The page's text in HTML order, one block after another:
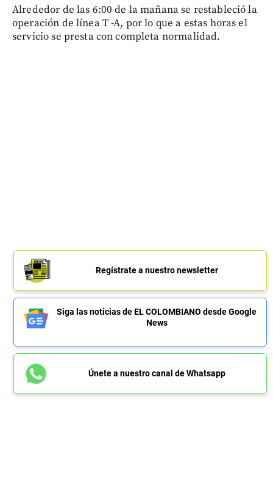
Alrededor de las 6:00 de la mañana se restableció la
operación de línea T -A, por lo que a estas horas el
servicio se presta con completa normalidad.
Regístrate a nuestro newsletter
Siga las noticias de EL COLOMBIANO desde Google
News
Únete a nuestro canal de Whatsapp